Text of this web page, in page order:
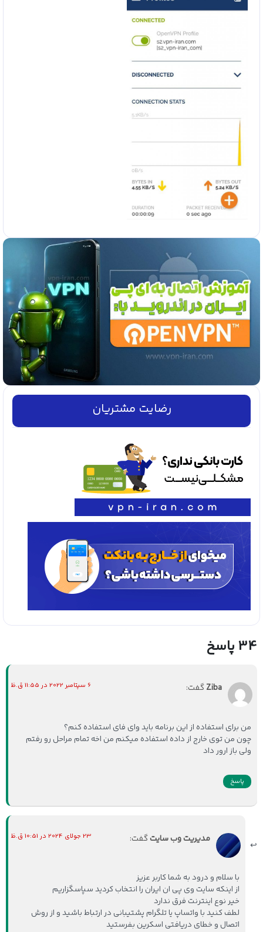
رضایت مشتریان
34 پاسخ
Zibaگفت: 6 سپتامبر 2022 در 11:55 ق.ظ
من برای استفاده از این برنامه باید وای فای استفاده کنم؟
چون من توی خارج از داده استفاده میکنم من اخه تمام مراحل رو رفتم
ولی باز ارور داد
پاسخ
مدیریت وب سایتگفت: 23 جولای 2024 در 10:51 ق.ظ
با سلام و درود به شما کاربر عزیز
از اینکه سایت وی پی ان ایران را انتخاب کردید سپاسگزاریم
خیر نوع اینترنت فرق ندارد
لطف کنید با واتساپ یا تلگرام پشتیبانی در ارتباط باشید و از روش
اتصال و خطای دریافتی اسکرین بفرستید